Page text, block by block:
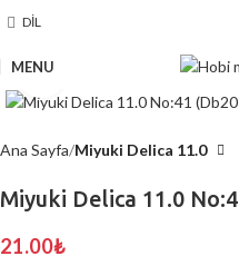
DIL
MENU
Ana Sayfa Miyuki Delica 11.0
Miyuki Delica 11.0
21.00₺